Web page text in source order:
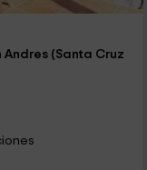
(Santa Cruz